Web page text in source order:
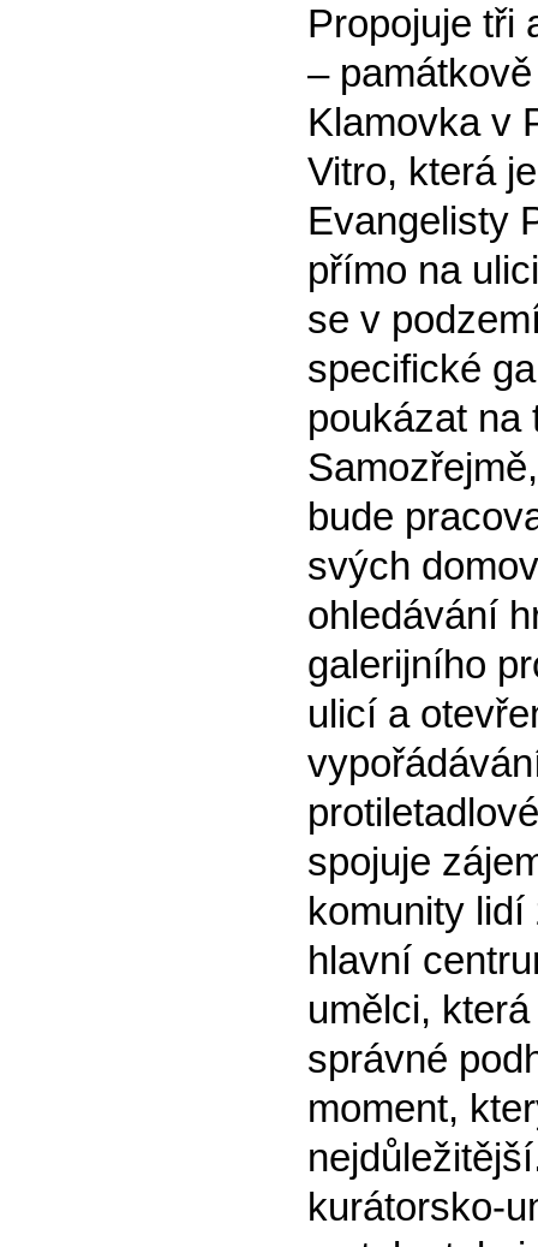
Propojuje tři
–
Klamovka v
Vitro, která
Evangelisty
přímo na
se v
specifické
poukázat na
bude
svých
ohledávání
galerijního
ulicí a
spojuje
komunity
hlavní
umělci,
správné
moment,
kurátorsko-